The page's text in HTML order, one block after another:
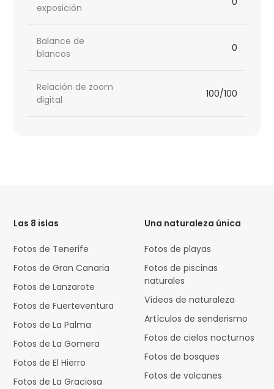
exposición
Balance de
blancos
0
Relación de zoom
digital
100/100
Las 8 islas
Fotos de Tenerife
Fotos de Gran Canaria
Fotos de Lanzarote
Fotos de Fuerteventura
Fotos de La Palma
Fotos de La Gomera
Fotos de El Hierro
Fotos de La Graciosa
Una naturaleza única
Fotos de playas
Fotos de piscinas
naturales
Vídeos de naturaleza
Artículos de senderismo
Fotos de cielos nocturnos
Fotos de bosques
Fotos de volcanes